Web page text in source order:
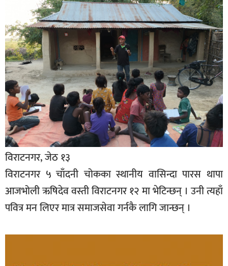
विराटनगर, जेठ १३
विराटनगर ५ चाँदनी चोकका स्थानीय वासिन्दा पारस थापा
आजभोली ऋषिदेव वस्ती विराटनगर १२ मा भेटिन्छन् । उनी त्यहाँ
पवित्र मन लिएर मात्र समाजसेवा गर्नकै लागि जान्छन् ।